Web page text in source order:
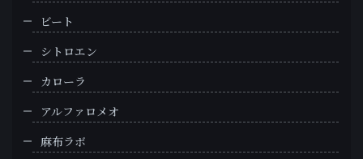
ビート
シトロエン
カローラ
アルファロメオ
麻布ラボ